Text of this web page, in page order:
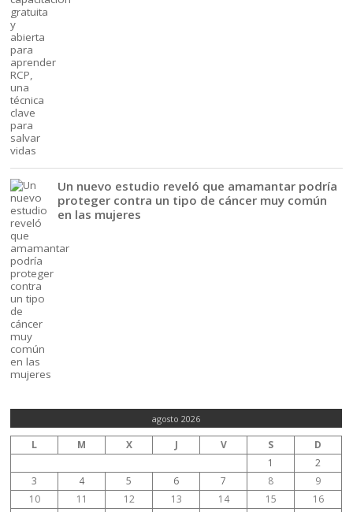
Un nuevo estudio reveló que amamantar podría
proteger contra un tipo de cáncer muy común
en las mujeres
agosto 2026
L M X J V S
D
1
2
3
4 5 6 7 8
9
10
11 12 13 14 15
16